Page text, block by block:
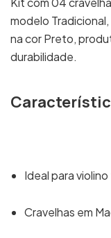
modelo
na cor Preto,
durabilidade.
Ideal para
Cravelhas em